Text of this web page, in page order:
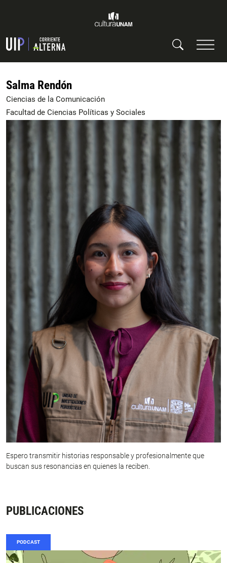
Salma Rendón
Ciencias de la Comunicación
Facultad de Ciencias Políticas y Sociales
Espero transmitir historias responsable y profesionalmente que
buscan sus resonancias en quienes la reciben.
PUBLICACIONES
PODCAST